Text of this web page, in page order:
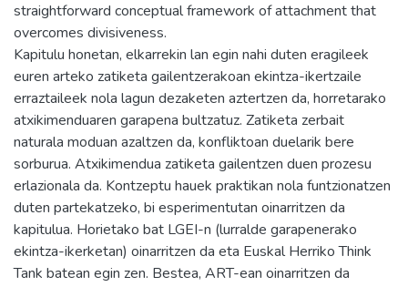
straightforward conceptual framework of attachment that
overcomes divisiveness.
Kapitulu honetan, elkarrekin lan egin nahi duten eragileek
euren arteko zatiketa gailentzerakoan ekintza-ikertzaile
erraztaileek nola lagun dezaketen aztertzen da, horretarako
atxikimenduaren garapena bultzatuz. Zatiketa zerbait
naturala moduan azaltzen da, konfliktoan duelarik bere
sorburua. Atxikimendua zatiketa gailentzen duen prozesu
erlazionala da. Kontzeptu hauek praktikan nola funtzionatzen
duten partekatzeko, bi esperimentutan oinarritzen da
kapitulua. Horietako bat LGEI-n (lurralde garapenerako
ekintza-ikerketan) oinarritzen da eta Euskal Herriko Think
Tank batean egin zen. Bestea, ART-ean oinarritzen da